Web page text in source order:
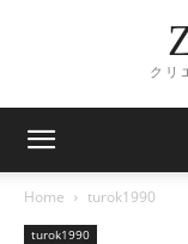
クリ
Home turok1990
turok1990